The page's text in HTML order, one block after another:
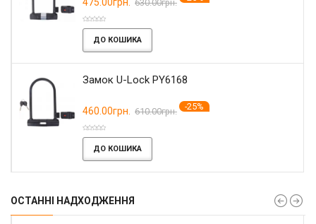
630.00грн.
ДО КОШИКА
Замок U-Lock PY6168
460.00грн. 610.00грн. -25%
ДО КОШИКА
ОСТАННІ НАДХОДЖЕННЯ